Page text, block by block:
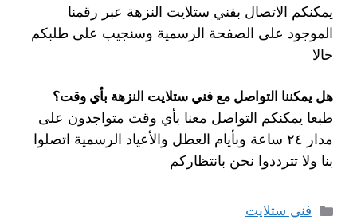
يمكنكم الاتصال بفني ستلايت النزهة عبر رقمنا
الموجود على الصفحة الرسمية وسنجيب على طلبكم
حالا
هل يمكننا التواصل مع فني ستلايت النزهة بأي وقت؟
طبعا يمكنكم التواصل معنا بأي وقت متواجدون على
مدار ٢٤ ساعة وبأيام العطل والأعياد الرسمية اتصلوا
بنا ولا تترددوا نحن بانتظاركم
فني ستلايت